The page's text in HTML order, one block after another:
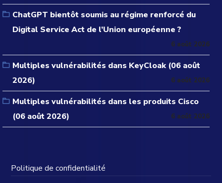
ChatGPT bientôt soumis au régime renforcé du
Digital Service Act de l’Union européenne ?
6 août 2026
Multiples vulnérabilités dans KeyCloak (06 août
2026)
6 août 2026
Multiples vulnérabilités dans les produits Cisco
(06 août 2026)
6 août 2026
Politique de confidentialité